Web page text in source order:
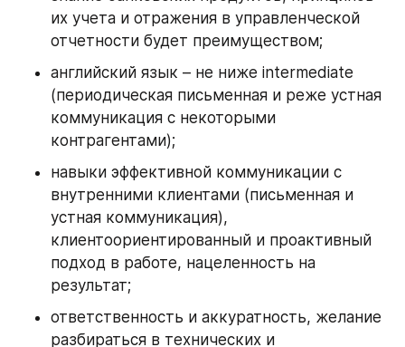
их учета и отражения в управленческой
отчетности будет преимуществом;
английский язык – не ниже intermediate
(периодическая письменная и реже устная
коммуникация с некоторыми
контрагентами);
навыки эффективной коммуникации с
внутренними клиентами (письменная и
устная коммуникация),
клиентоориентированный и проактивный
подход в работе, нацеленность на
результат;
ответственность и аккуратность, желание
разбираться в технических и